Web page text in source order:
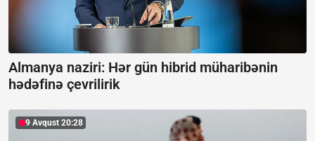
Almanya naziri: Hər gün hibrid müharibənin
hədəfinə çevrilirik
9 Avqust 20:28